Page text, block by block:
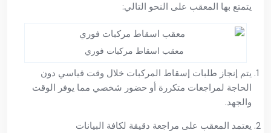
يتمتع بها المعقب على النحو التالي:
معقب اسقاط مركبات فوري
يتم إنجاز طلبات إسقاط المركبات خلال وقت قياسي دون
الحاجة لمراجعات متكررة أو حضور شخصي مما يوفر الوقت
والجهد.
يعتمد المعقب على مراجعة دقيقة لكافة البيانات